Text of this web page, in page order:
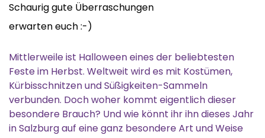
Schaurig gute Überraschungen
erwarten euch :-)
Mittlerweile ist Halloween eines der beliebtesten
Feste im Herbst. Weltweit wird es mit Kostümen,
Kürbisschnitzen und Süßigkeiten-Sammeln
verbunden. Doch woher kommt eigentlich dieser
besondere Brauch? Und wie könnt ihr ihn dieses Jahr
in Salzburg auf eine ganz besondere Art und Weise